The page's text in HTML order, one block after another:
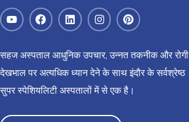
सहज अस्पताल आधुनिक उपचार, उन्नत तकनीक और रोगी
देखभाल पर अत्यधिक ध्यान देने के साथ इंदौर के सर्वश्रेष्ठ
सुपर स्पेशियलिटी अस्पतालों में से एक है।